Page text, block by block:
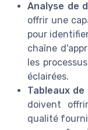
Analyse de
offrir une
pour
chaîne
les
éclairées.
Tableaux
doivent
qualité